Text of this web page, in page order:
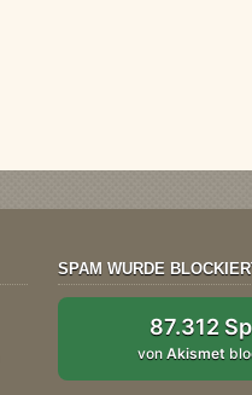
SPAM WURDE
87.312
vonAkismet